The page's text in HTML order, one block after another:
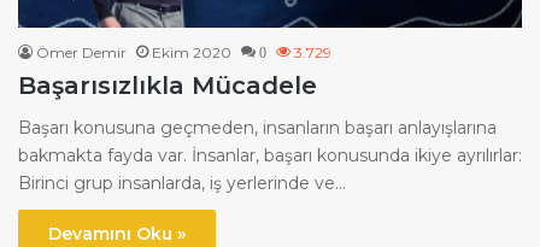
Ömer Demir Ekim 2020 0 3.729
Başarısızlıkla Mücadele
Başarı konusuna geçmeden, insanların başarı anlayışlarına
bakmakta fayda var. İnsanlar, başarı konusunda ikiye ayrılırlar:
Birinci grup insanlarda, iş yerlerinde ve…
Devamını Oku »